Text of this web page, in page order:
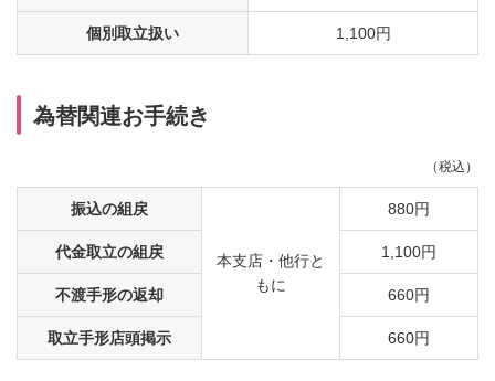
個別取立扱い 1,100円
為替関連お手続き
（税込）
振込の組戻
本支店・他行と
もに
880円
代金取立の組戻 1,100円
不渡手形の返却 660円
取立手形店頭掲示 660円